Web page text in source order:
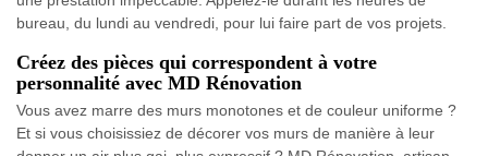
bureau, du lundi au vendredi, pour lui faire part de vos projets.
Créez des pièces qui correspondent à votre
personnalité avec MD Rénovation
Vous avez marre des murs monotones et de couleur uniforme ?
Et si vous choisissiez de décorer vos murs de manière à leur